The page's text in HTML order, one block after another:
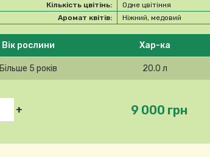
Кількість цвітінь:
Одне цвітіння
Аромат квітів:
Ніжний, медовий
Вік рослини Хар-ка
Більше 5 років 20.0 л
+ 9 000 грн